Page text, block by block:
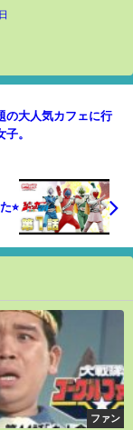
の大人気カフェに行
。
⭐︎
ファン